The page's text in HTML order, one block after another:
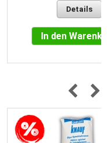
Details
In den